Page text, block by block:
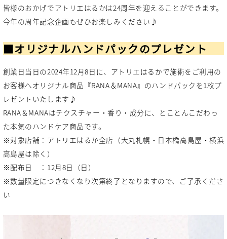
皆様のおかげでアトリエはるかは24周年を迎えることができます。
今年の周年記念企画もぜひお楽しみください♪
■オリジナルハンドパックのプレゼント
創業日当日の2024年12月8日に、アトリエはるかで施術をご利用の
お客様へオリジナル商品『RANA＆MANA』のハンドパックを1枚プ
レゼントいたします♪
RANA＆MANAはテクスチャー・香り・成分に、とことんこだわっ
た本気のハンドケア商品です。
※対象店舗：アトリエはるか全店（大丸札幌・日本橋高島屋・横浜
高島屋は除く）
※配布日 ：12月8日（日）
※数量限定につきなくなり次第終了となりますので、ご了承くださ
い